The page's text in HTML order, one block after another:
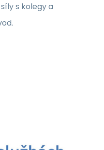
s kolegy a